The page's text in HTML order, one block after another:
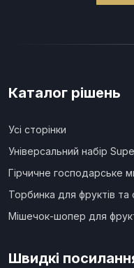
Каталог рішень
Усі сторінки
Універсальний набір
Гірчичне господарське
Торбинка для фруктів та
Мішечок-шопер для
Швидкі